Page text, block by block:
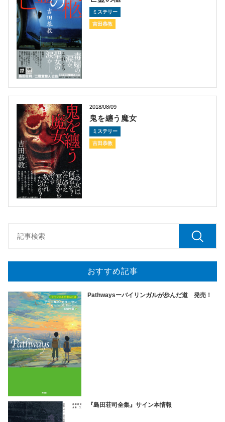
ミステリー
吉田恭教
2018/08/09
鬼を纏う魔女
ミステリー
吉田恭教
おすすめ記事
Pathwaysーバイリンガルが歩んだ道 発売！
『島田荘司全集』サイン本情報